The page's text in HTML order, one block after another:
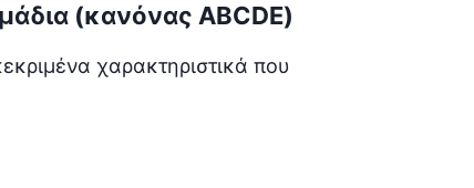
(κανόνας ABCDE)
χαρακτηριστικά που